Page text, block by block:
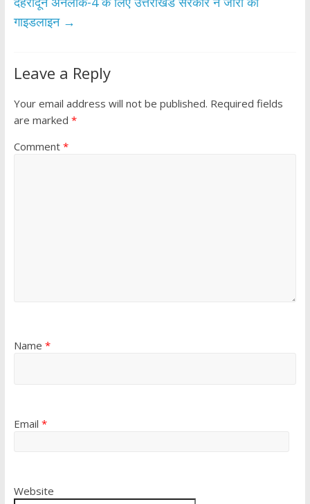
गाइडलाइन →
Leave a Reply
Your email address will not be published. Required fields
are marked *
Comment *
Name *
Email *
Website